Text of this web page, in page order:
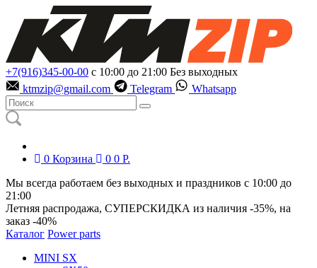
+7(916)345-00-00 с 10:00 до 21:00 Без выходных
ktmzip@gmail.com
Telegram Whatsapp
0 Корзина 0 0 Р.
Мы всегда работаем без выходных и праздников с 10:00 до
21:00
Летняя распродажа, СУПЕРСКИДКА из наличия -35%, на
заказ -40%
Каталог Power parts
MINI SX